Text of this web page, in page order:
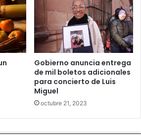
Gobierno anuncia entrega
de mil boletos adicionales
para concierto de Luis
Miguel
octubre 21, 2023